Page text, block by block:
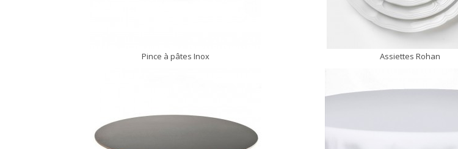
Pince à pâtes Inox
DÉCOUVRIR
Assiettes Rohan